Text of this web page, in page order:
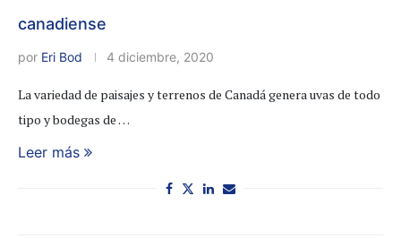
canadiense
por Eri Bod 4 diciembre, 2020
La variedad de paisajes y terrenos de Canadá genera uvas de todo
tipo y bodegas de …
Leer más